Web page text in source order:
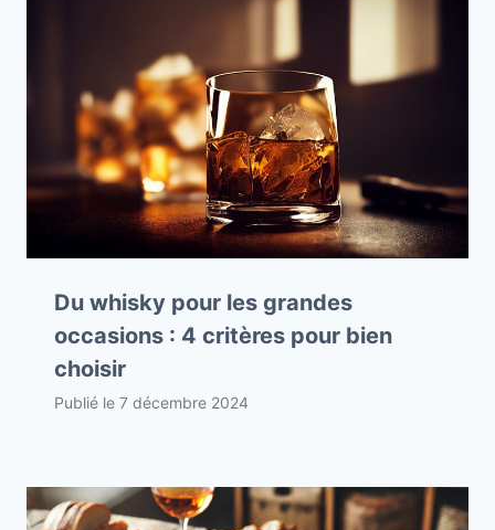
Du whisky pour les grandes
occasions : 4 critères pour bien
choisir
Publié le 7 décembre 2024